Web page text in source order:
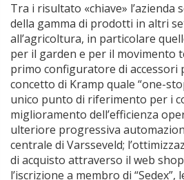
Tra i risultato «chiave» l’azienda
della gamma di prodotti in altri
all’agricoltura, in particolare
per il garden e per il movimento
primo configuratore di accessori
concetto di Kramp quale “one-
unico punto di riferimento per i
miglioramento dell’efficienza
ulteriore progressiva
centrale di Varsseveld;
di acquisto attraverso il web
l’iscrizione a membro di “Sedex”,